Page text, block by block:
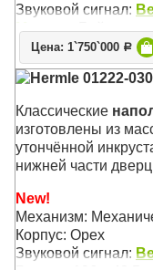
Звуковой сигнал:
Михаил, Бой
Размер: 197 х 52 х
Цена: 1`750`000 Р
Hermle 01222-
Классические
изготовлены из
утончённой
нижней части
New!
Механизм:
Корпус: Орех
Звуковой сигнал: